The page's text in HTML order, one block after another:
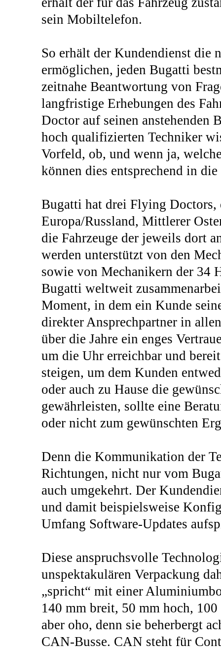
sein Mobiltelefon.
So erhält der Kundendienst die
ermöglichen, jeden Bugatti
zeitnahe Beantwortung von
langfristige Erhebungen des
Doctor auf seinen anstehenden
hoch qualifizierten Techniker
Vorfeld, ob, und wenn ja,
können dies entsprechend in
Bugatti hat drei Flying Doctors,
Europa/Russland, Mittlerer
die Fahrzeuge der jeweils dort
werden unterstützt von den
sowie von Mechanikern der 34
Bugatti weltweit
Moment, in dem ein Kunde
direkter Ansprechpartner in
über die Jahre ein enges
um die Uhr erreichbar und
steigen, um dem Kunden
oder auch zu Hause die
gewährleisten, sollte eine
oder nicht zum gewünschten
Denn die Kommunikation der
Richtungen, nicht nur vom
auch umgekehrt. Der
und damit beispielsweise
Umfang Software-Updates
Diese anspruchsvolle
unspektakulären Verpackung
„spricht“ mit einer
140 mm breit, 50 mm hoch,
aber oho, denn sie beherbergt
CAN-Busse. CAN steht für